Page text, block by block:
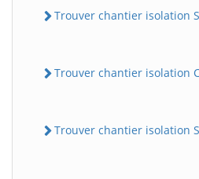
Trouver chantier isolation
Trouver chantier isolation
Trouver chantier isolation